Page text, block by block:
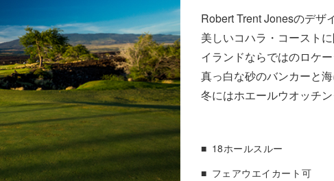
Robert Trent Jonesのデザ
美しいコハラ・コースト
イランドならではのロケ
真っ白な砂のバンカーと
冬にはホエールウオッチ
18ホールスルー
フェアウエイカート可